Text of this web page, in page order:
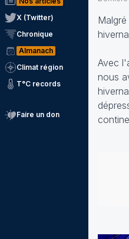
X (Twitter)
Chronique
Almanach
Climat région
T°C records
Faire un don
Avec
nous